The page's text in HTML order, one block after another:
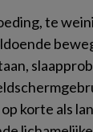
te
korte als